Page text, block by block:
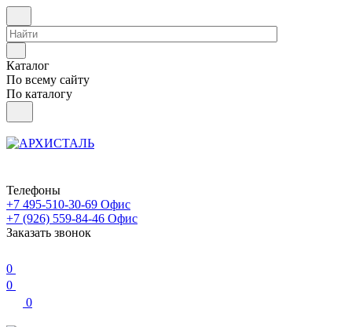
Каталог
По всему сайту
По каталогу
Телефоны
+7 495-510-30-69 Офис
+7 (926) 559-84-46 Офис
Заказать звонок
0
0
0